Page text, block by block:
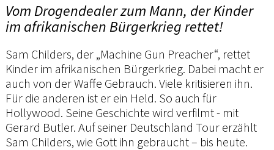
Vom Drogendealer zum Mann, der Kinder
im afrikanischen Bürgerkrieg rettet!
Sam Childers, der „Machine Gun Preacher“, rettet
Kinder im afrikanischen Bürgerkrieg. Dabei macht er
auch von der Waffe Gebrauch. Viele kritisieren ihn.
Für die anderen ist er ein Held. So auch für
Hollywood. Seine Geschichte wird verfilmt - mit
Gerard Butler. Auf seiner Deutschland Tour erzählt
Sam Childers, wie Gott ihn gebraucht – bis heute.